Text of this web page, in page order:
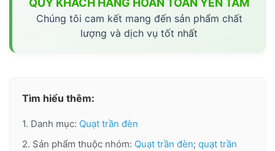
QUÝ KHÁCH HÀNG HOÀN TOÀN YÊN TÂM
Chúng tôi cam kết mang đến sản phẩm chất
lượng và dịch vụ tốt nhất
Tìm hiểu thêm:
1. Danh mục: Quạt trần đèn
2. Sản phẩm thuộc nhóm: Quạt trần đèn; quạt trần